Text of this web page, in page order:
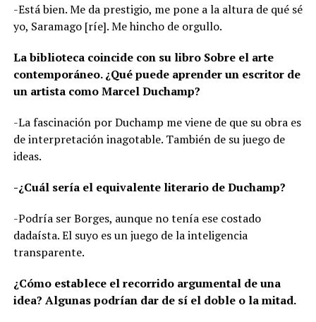
-Está bien. Me da prestigio, me pone a la altura de qué sé
yo, Saramago [ríe]. Me hincho de orgullo.
La biblioteca coincide con su libro Sobre el arte
contemporáneo. ¿Qué puede aprender un escritor de
un artista como Marcel Duchamp?
-La fascinación por Duchamp me viene de que su obra es
de interpretación inagotable. También de su juego de
ideas.
-¿Cuál sería el equivalente literario de Duchamp?
-Podría ser Borges, aunque no tenía ese costado
dadaísta. El suyo es un juego de la inteligencia
transparente.
¿Cómo establece el recorrido argumental de una
idea? Algunas podrían dar de sí el doble o la mitad.